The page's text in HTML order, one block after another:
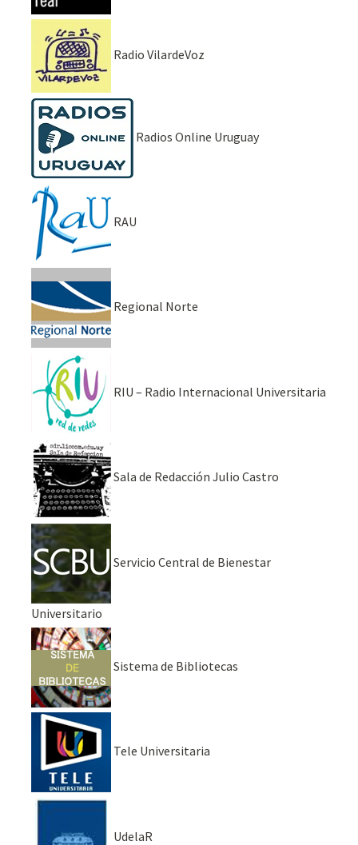
Radio VilardeVoz
Radios Online Uruguay
RAU
Regional Norte
RIU – Radio Internacional Universitaria
Sala de Redacción Julio Castro
Servicio Central de Bienestar
Universitario
Sistema de Bibliotecas
Tele Universitaria
UdelaR